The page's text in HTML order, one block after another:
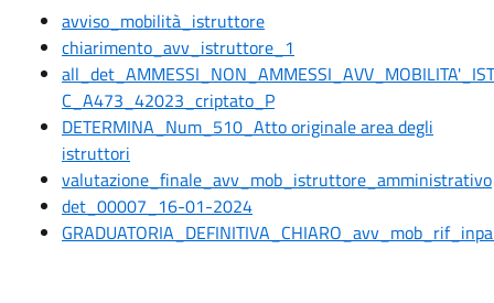
avviso_mobilità_istruttore
chiarimento_avv_istruttore_1
C_A473_42023_criptato_P
DETERMINA_Num_510_Atto originale area degli
istruttori
valutazione_finale_avv_mob_istruttore_amministrativo
det_00007_16-01-2024